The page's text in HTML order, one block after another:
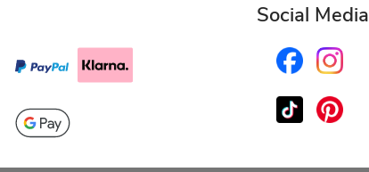
Social Media